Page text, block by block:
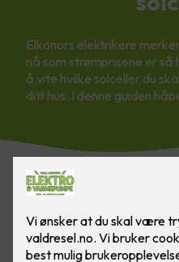
Elkonors elektrikere
nå som strømprisene er
å vite hvilke solceller du
ditt hus. I denne guiden